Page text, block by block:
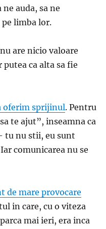
auda, sa ne
limba lor.
are nicio valoare
ca alta sa fie
oferim sprijinul. Pentru
te ajut”, inseamna ca
tu nu stii, eu sunt
comunicarea nu se
de mare provocare
in care, cu o viteza
mai ieri, era inca